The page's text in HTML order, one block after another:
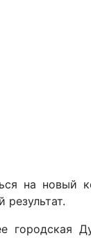
на новый
городская